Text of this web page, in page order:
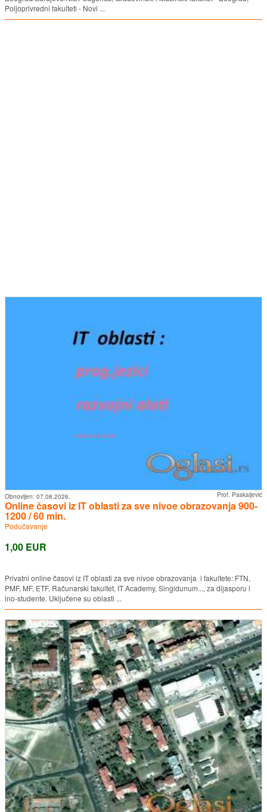
Poljoprivredni fakulteti - Novi ...
Prof. Paskaljević
Obnovljen: 07.08.2026.
Online časovi iz IT oblasti za sve nivoe obrazovanja 900-
1200 / 60 min.
Podučavanje
1,00 EUR
Privatni online časovi iz IT oblasti za sve nivoe obrazovanja i fakultete: FTN,
PMF, MF, ETF, Računarski fakultet, IT Academy, Singidunum..., za dijasporu i
ino-studente. Uključene su oblasti ...